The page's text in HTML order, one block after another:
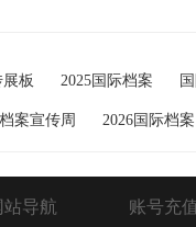
板 2025国际档案
案宣传周 2026国际档案
站导航 账号充